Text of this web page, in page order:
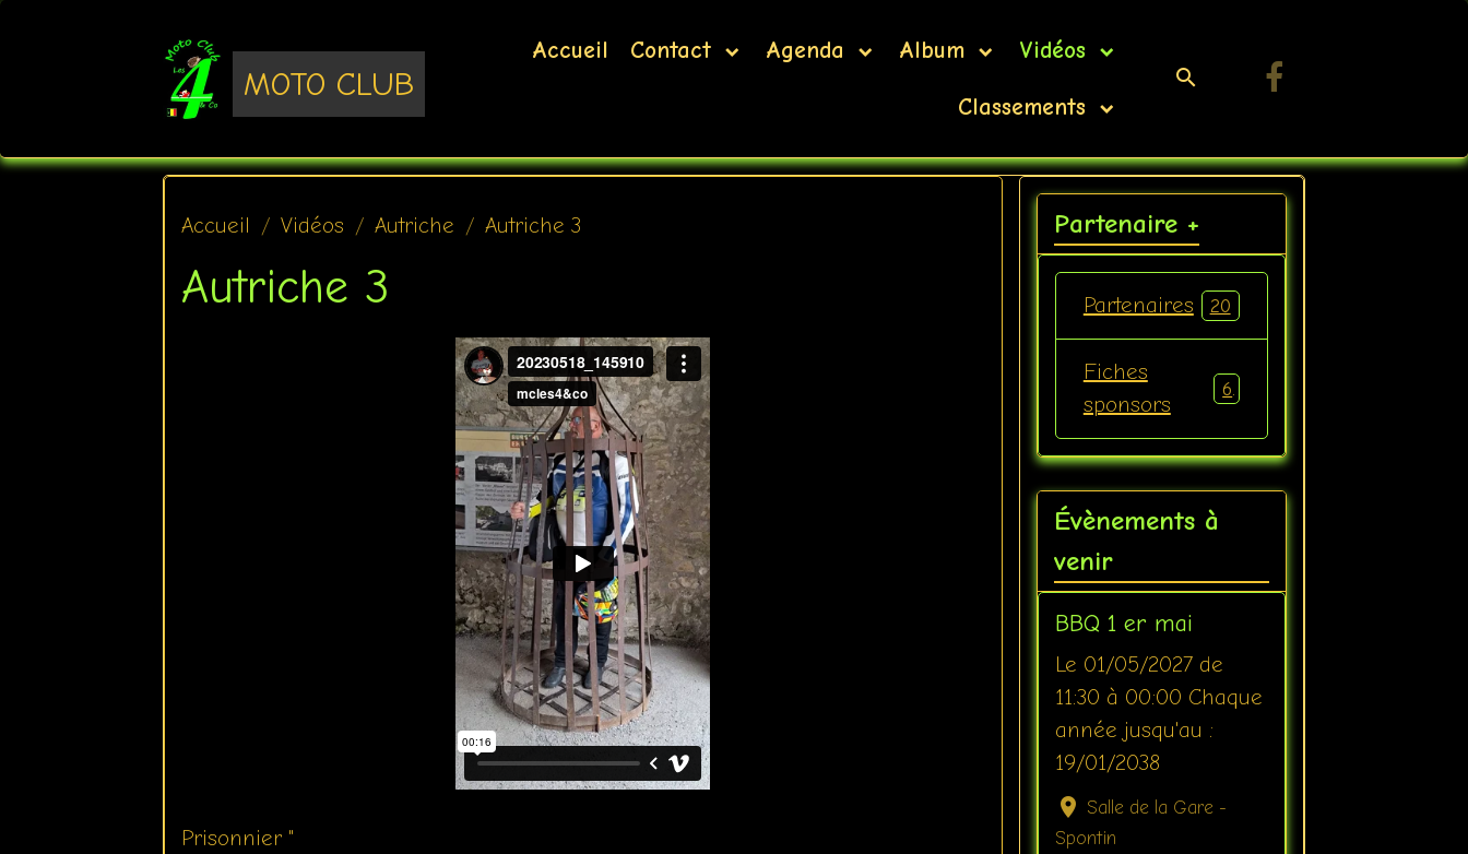
MOTO CLUB
Accueil Contact Agenda Album Vidéos
Classements
Accueil Vidéos Autriche Autriche 3
Autriche 3
Prisonnier "
Partenaire +
Partenaires 20
Fiches
sponsors
Évènements à
venir
BBQ 1 er mai
Le 01/05/2027 de
11:30 à 00:00 Chaque
année jusqu'au :
19/01/2038
Salle de la Gare -
Spontin